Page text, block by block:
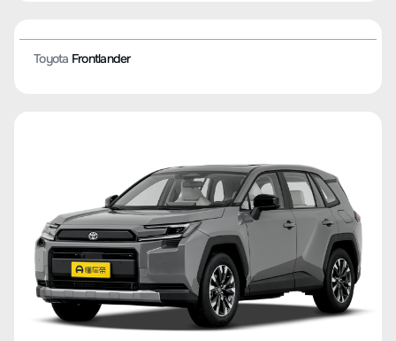
Camry
ToyotaFrontlander